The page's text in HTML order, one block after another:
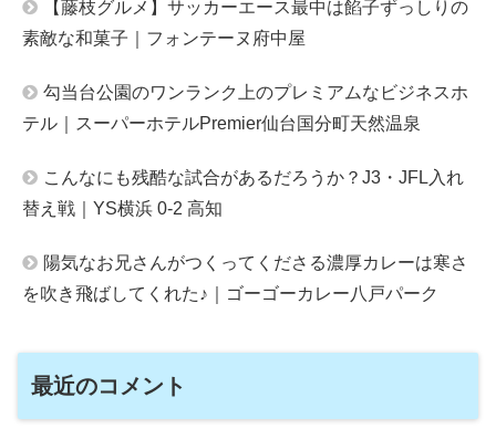
【藤枝グルメ】サッカーエース最中は餡子ずっしりの
素敵な和菓子｜フォンテーヌ府中屋
勾当台公園のワンランク上のプレミアムなビジネスホ
テル｜スーパーホテルPremier仙台国分町天然温泉
こんなにも残酷な試合があるだろうか？J3・JFL入れ
替え戦｜YS横浜 0-2 高知
陽気なお兄さんがつくってくださる濃厚カレーは寒さ
を吹き飛ばしてくれた♪｜ゴーゴーカレー八戸パーク
最近のコメント